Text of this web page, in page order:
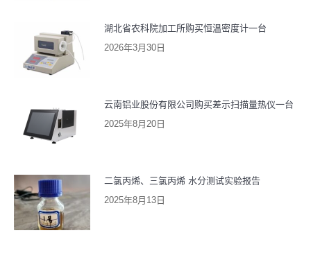
湖北省农科院加工所购买恒温密度计一台
2026年3月30日
云南铝业股份有限公司购买差示扫描量热仪一台
2025年8月20日
二氯丙烯、三氯丙烯 水分测试实验报告
2025年8月13日